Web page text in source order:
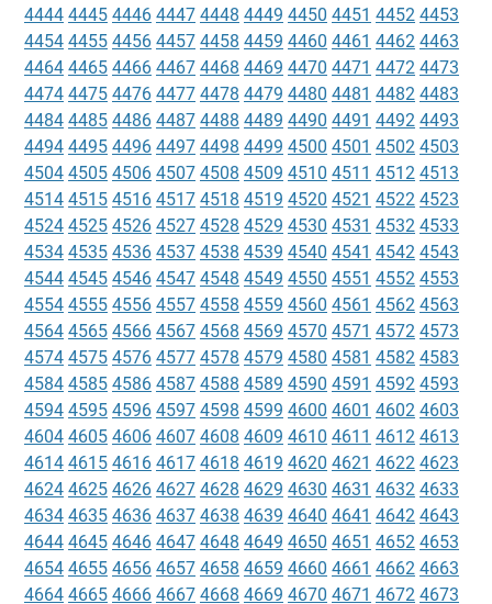
4444 4445 4446 4447 4448 4449 4450 4451 4452 4453
4454 4455 4456 4457 4458 4459 4460 4461 4462 4463
4464 4465 4466 4467 4468 4469 4470 4471 4472 4473
4474 4475 4476 4477 4478 4479 4480 4481 4482 4483
4484 4485 4486 4487 4488 4489 4490 4491 4492 4493
4494 4495 4496 4497 4498 4499 4500 4501 4502 4503
4504 4505 4506 4507 4508 4509 4510 4511 4512 4513
4514 4515 4516 4517 4518 4519 4520 4521 4522 4523
4524 4525 4526 4527 4528 4529 4530 4531 4532 4533
4534 4535 4536 4537 4538 4539 4540 4541 4542 4543
4544 4545 4546 4547 4548 4549 4550 4551 4552 4553
4554 4555 4556 4557 4558 4559 4560 4561 4562 4563
4564 4565 4566 4567 4568 4569 4570 4571 4572 4573
4574 4575 4576 4577 4578 4579 4580 4581 4582 4583
4584 4585 4586 4587 4588 4589 4590 4591 4592 4593
4594 4595 4596 4597 4598 4599 4600 4601 4602 4603
4604 4605 4606 4607 4608 4609 4610 4611 4612 4613
4614 4615 4616 4617 4618 4619 4620 4621 4622 4623
4624 4625 4626 4627 4628 4629 4630 4631 4632 4633
4634 4635 4636 4637 4638 4639 4640 4641 4642 4643
4644 4645 4646 4647 4648 4649 4650 4651 4652 4653
4654 4655 4656 4657 4658 4659 4660 4661 4662 4663
4664 4665 4666 4667 4668 4669 4670 4671 4672 4673